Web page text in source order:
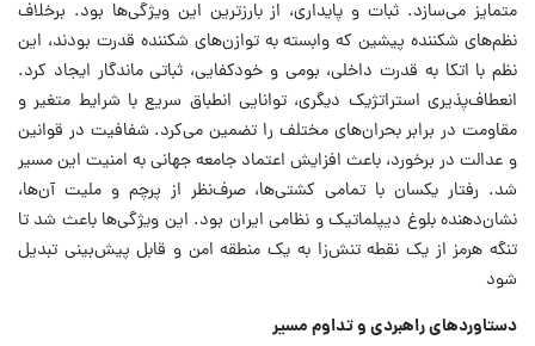
متمایز می‌سازد. ثبات و پایداری، از بارزترین این ویژگی‌ها بود. برخلاف
نظم‌های شکننده پیشین که وابسته به توازن‌های شکننده قدرت بودند، این
نظم با اتکا به قدرت داخلی، بومی و خودکفایی، ثباتی ماندگار ایجاد کرد.
انعطاف‌پذیری استراتژیک دیگری، توانایی انطباق سریع با شرایط متغیر و
مقاومت در برابر بحران‌های مختلف را تضمین می‌کرد. شفافیت در قوانین
و عدالت در برخورد، باعث افزایش اعتماد جامعه جهانی به امنیت این مسیر
شد. رفتار یکسان با تمامی کشتی‌ها، صرف‌نظر از پرچم و ملیت آن‌ها،
نشان‌دهنده بلوغ دیپلماتیک و نظامی ایران بود. این ویژگی‌ها باعث شد تا
تنگه هرمز از یک نقطه تنش‌زا به یک منطقه امن و قابل پیش‌بینی تبدیل
شود
دستاوردهای راهبردی و تداوم مسیر